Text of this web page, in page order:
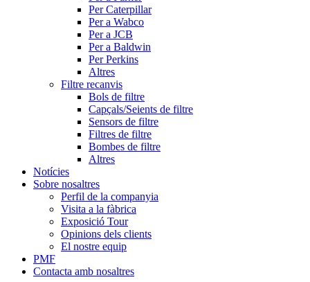
Per Caterpillar
Per a Wabco
Per a JCB
Per a Baldwin
Per Perkins
Altres
Filtre recanvis
Bols de filtre
Capçals/Seients de filtre
Sensors de filtre
Filtres de filtre
Bombes de filtre
Altres
Notícies
Sobre nosaltres
Perfil de la companyia
Visita a la fàbrica
Exposició Tour
Opinions dels clients
El nostre equip
PMF
Contacta amb nosaltres